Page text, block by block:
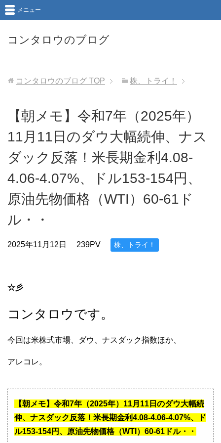
コンタロウのブログ
メニュー
コンタロウのブログ TOP 株、トライ！
【朝メモ】令和7年（2025年）
11月11日のダウ大幅続伸、ナス
ダック反落！米長期金利4.08-
4.06-4.07%、ドル153-154円、
原油先物価格（WTI）60-61ド
ル・・
2025年11月12日 239PV 株、トライ！
☆彡
コンタロウです。
今回は米株式市場、ダウ、ナスダック指数ほか、
アレコレ。
【朝メモ】令和7年（2025年）11月11日のダウ大幅続
伸、ナスダック反落！米長期金利4.08-4.06-4.07%、ド
ル153-154円、原油先物価格（WTI）60-61ドル・・